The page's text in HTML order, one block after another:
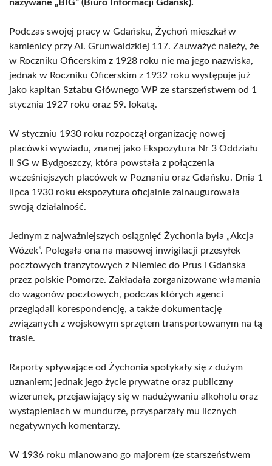
nazywane „BIG” (Biuro Informacji Gdańsk).
Podczas swojej pracy w Gdańsku, Żychoń mieszkał w
kamienicy przy Al. Grunwaldzkiej 117. Zauważyć należy, że
w Roczniku Oficerskim z 1928 roku nie ma jego nazwiska,
jednak w Roczniku Oficerskim z 1932 roku występuje już
jako kapitan Sztabu Głównego WP ze starszeństwem od 1
stycznia 1927 roku oraz 59. lokatą.
W styczniu 1930 roku rozpoczął organizację nowej
placówki wywiadu, znanej jako Ekspozytura Nr 3 Oddziału
II SG w Bydgoszczy, która powstała z połączenia
wcześniejszych placówek w Poznaniu oraz Gdańsku. Dnia 1
lipca 1930 roku ekspozytura oficjalnie zainaugurowała
swoją działalność.
Jednym z najważniejszych osiągnięć Żychonia była „Akcja
Wózek”. Polegała ona na masowej inwigilacji przesyłek
pocztowych tranzytowych z Niemiec do Prus i Gdańska
przez polskie Pomorze. Zakładała zorganizowane włamania
do wagonów pocztowych, podczas których agenci
przeglądali korespondencję, a także dokumentację
związanych z wojskowym sprzętem transportowanym na tą
trasie.
Raporty spływające od Żychonia spotykały się z dużym
uznaniem; jednak jego życie prywatne oraz publiczny
wizerunek, przejawiający się w nadużywaniu alkoholu oraz
wystąpieniach w mundurze, przysparzały mu licznych
negatywnych komentarzy.
W 1936 roku mianowano go majorem (ze starszeństwem